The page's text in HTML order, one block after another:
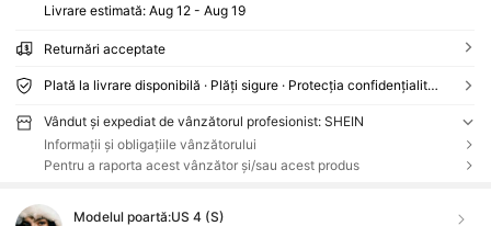
Livrare estimată: Aug 12 - Aug 19
Returnări acceptate
Plată la livrare disponibilă · Plăți sigure · Protecția confidențialității
Vândut și expediat de vânzătorul profesionist: SHEIN
Informații și obligațiile vânzătorului
Pentru a raporta acest vânzător și/sau acest produs
Modelul poartă:US 4 (S)